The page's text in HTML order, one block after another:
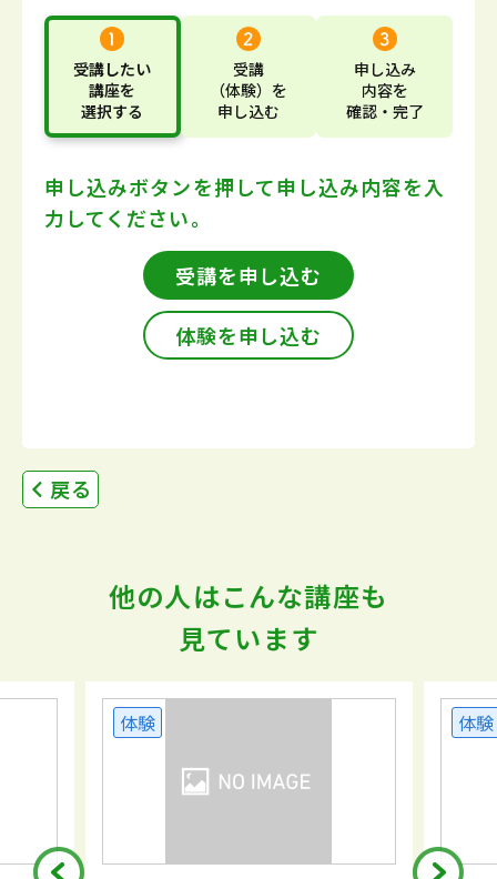
受講したい
講座を
選択する
受講
（体験） を
申し込む
申し込み
内容を
確認・完了
申し込みボタンを押して申し込み内容を入
力してください。
受講を申し込む
体験を申し込む
戻る
他の人はこんな講座も
見ています
体験 体験